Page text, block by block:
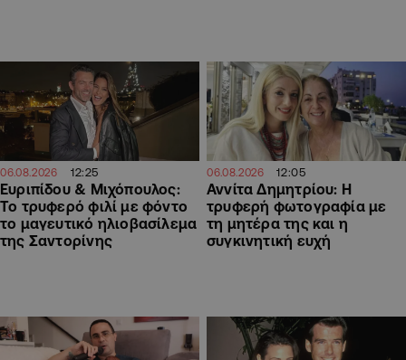
06.08.2026 12:25
Ευριπίδου & Μιχόπουλος:
Το τρυφερό φιλί με φόντο
το μαγευτικό ηλιοβασίλεμα
της Σαντορίνης
06.08.2026 12:05
Αννίτα Δημητρίου: Η
τρυφερή φωτογραφία με
τη μητέρα της και η
συγκινητική ευχή